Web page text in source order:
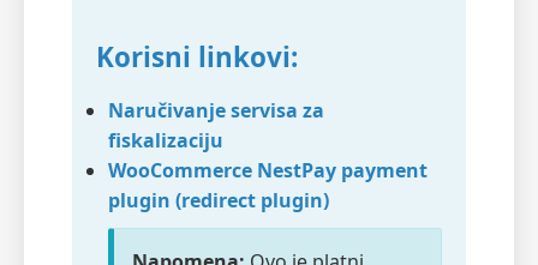
Korisni linkovi:
Naručivanje servisa za
fiskalizaciju
WooCommerce NestPay payment
plugin (redirect plugin)